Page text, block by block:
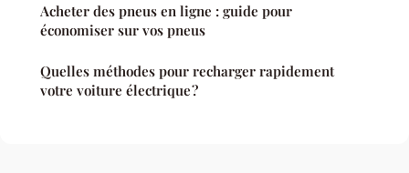
Acheter des pneus en ligne : guide pour
économiser sur vos pneus
Quelles méthodes pour recharger rapidement
votre voiture électrique ?